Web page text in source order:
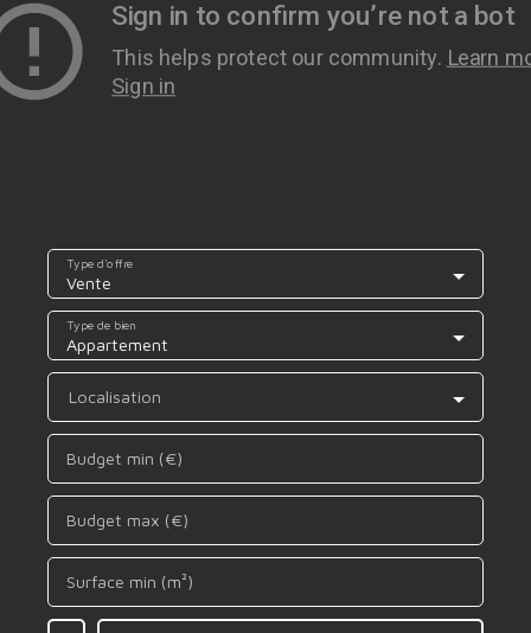
Vente
Type d'offre
Appartement
Type de bien
Localisation
Budget min (€)
Budget max (€)
Surface min (m²)